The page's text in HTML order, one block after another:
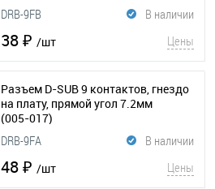
В наличии
DRB-9FB
38 ₽ /шт Цены
Разъем D-SUB 9 контактов, гнездо
на плату, прямой угол 7.2мм
(005-017)
В наличии
DRB-9FA
48 ₽ /шт Цены